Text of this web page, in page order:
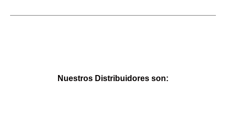
Nuestros Distribuidores son: